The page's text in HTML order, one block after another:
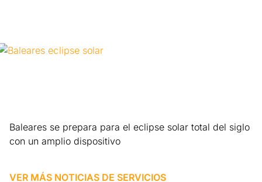
Baleares se prepara para el eclipse solar total del siglo
con un amplio dispositivo
VER MÁS NOTICIAS DE SERVICIOS